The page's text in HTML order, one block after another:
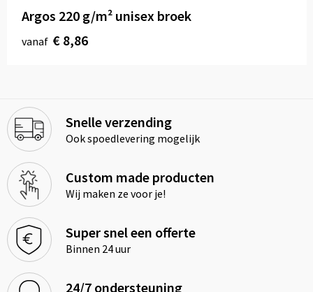
Argos 220 g/m² unisex broek
vanaf € 8,86
Snelle verzending
Ook spoedlevering mogelijk
Custom made producten
Wij maken ze voor je!
Super snel een offerte
Binnen 24 uur
24/7 ondersteuning